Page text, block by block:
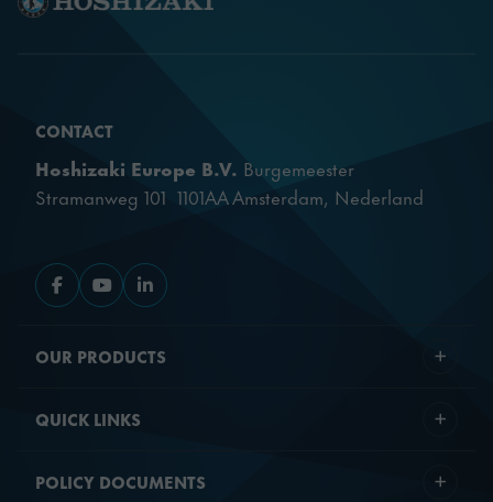
CONTACT
Hoshizaki Europe B.V. Burgemeester
Stramanweg 101 1101AA Amsterdam, Nederland
Gå til Facebook
Gå til YouTube
Gå til LinkedIn
OUR PRODUCTS
QUICK LINKS
POLICY DOCUMENTS